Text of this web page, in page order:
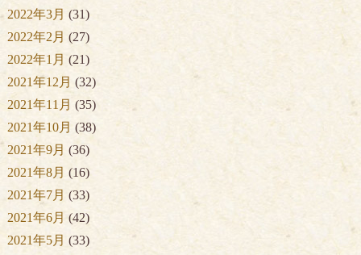
2022年3月 (31)
2022年2月 (27)
2022年1月 (21)
2021年12月 (32)
2021年11月 (35)
2021年10月 (38)
2021年9月 (36)
2021年8月 (16)
2021年7月 (33)
2021年6月 (42)
2021年5月 (33)